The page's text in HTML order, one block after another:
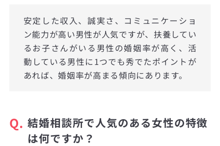
安定した収入、誠実さ、コミュニケーショ
ン能力が高い男性が人気ですが、扶養してい
るお子さんがいる男性の婚姻率が高く、活
動している男性に1つでも秀でたポイントが
あれば、婚姻率が高まる傾向にあります。
Q. 結婚相談所で人気のある女性の特徴
は何ですか？